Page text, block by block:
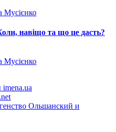
Мусієнко
навіщо та що це даcть?
Мусієнко